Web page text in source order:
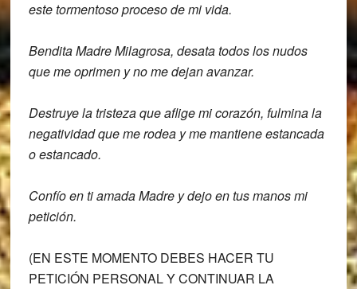
estetormentoso proceso de mi vida.
Bendita Madre Milagrosa, desata todos losnudos
que me oprimen y no me dejanavanzar.
Destruye la tristeza que aflige micorazón, fulmina la
negatividad que merodea y me mantiene estancada
oestancado.
Confío en ti amada Madre y dejo en tusmanos mi
petición.
(EN ESTE MOMENTO DEBES HACER TU
PETICIÓN PERSONAL Y CONTINUAR LA